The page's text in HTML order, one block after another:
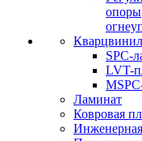
опоры
SPC-
LVT-
Ламинат
Ковровая